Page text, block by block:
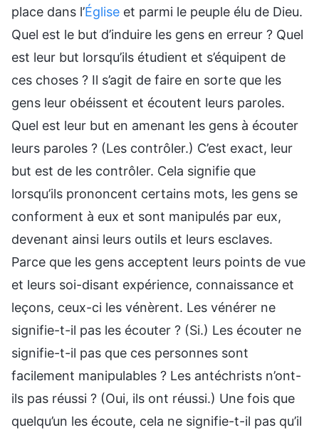
place dans l’Église et parmi le peuple élu de Dieu.
Quel est le but d’induire les gens en erreur ? Quel
est leur but lorsqu’ils étudient et s’équipent de
ces choses ? Il s’agit de faire en sorte que les
gens leur obéissent et écoutent leurs paroles.
Quel est leur but en amenant les gens à écouter
leurs paroles ? (Les contrôler.) C’est exact, leur
but est de les contrôler. Cela signifie que
lorsqu’ils prononcent certains mots, les gens se
conforment à eux et sont manipulés par eux,
devenant ainsi leurs outils et leurs esclaves.
Parce que les gens acceptent leurs points de vue
et leurs soi-disant expérience, connaissance et
leçons, ceux-ci les vénèrent. Les vénérer ne
signifie-t-il pas les écouter ? (Si.) Les écouter ne
signifie-t-il pas que ces personnes sont
facilement manipulables ? Les antéchrists n’ont-
ils pas réussi ? (Oui, ils ont réussi.) Une fois que
quelqu’un les écoute, cela ne signifie-t-il pas qu’il